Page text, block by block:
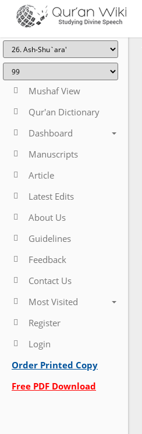
Mushaf View
Qur'an Dictionary
Dashboard
Manuscripts
Article
Latest Edits
About Us
Guidelines
Feedback
Contact Us
Most Visited
Register
Login
Order Printed Copy
Free PDF Download